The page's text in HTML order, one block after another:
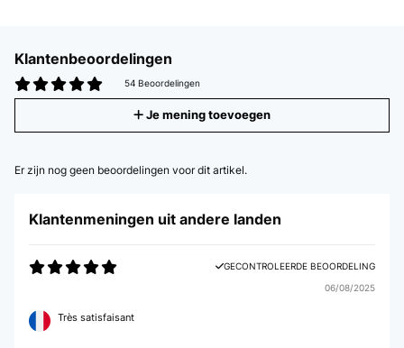
Klantenbeoordelingen
54 Beoordelingen
Je mening toevoegen
Er zijn nog geen beoordelingen voor dit artikel.
Klantenmeningen uit andere landen
GECONTROLEERDE BEOORDELING
06/08/2025
Très satisfaisant